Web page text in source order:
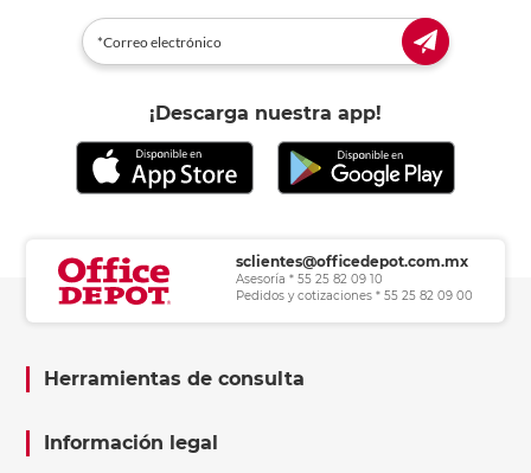
¡Descarga nuestra app!
sclientes@officedepot.com.mx
Asesoría * 55 25 82 09 10
Pedidos y cotizaciones * 55 25 82 09 00
Herramientas de consulta
Información legal